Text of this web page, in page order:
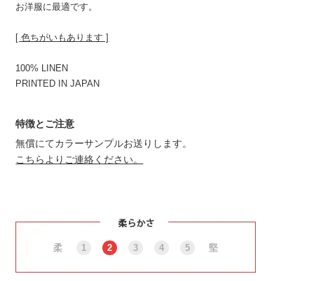
お洋服に最適です。
[ 色ちがいもあります ]
100% LINEN
PRINTED IN JAPAN
特徴とご注意
無償にてカラーサンプルお送りします。
こちらよりご連絡ください。
柔 1 2 3 4 5 堅